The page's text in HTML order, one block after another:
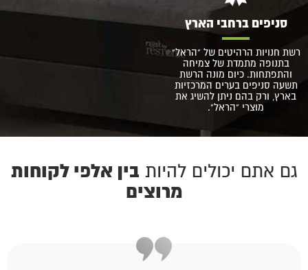
סניפים ברחבי הארץ
רשת חנויות הרהיטים של "הראל"
בתנופה מתמדת של צמיחה
והתפתחות. כיום מונה הרשת
תשעה סניפים בערים המרכזיות
בארץ, ורק בהם ניתן להשיג את
מוצרי "הראל".
גם אתם יכולים להיות בין אלפי לקוחות
מרוצים